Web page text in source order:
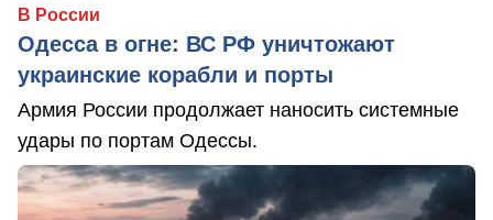
В России
Одесса в огне: ВС РФ уничтожают
украинские корабли и порты
Армия России продолжает наносить системные
удары по портам Одессы.